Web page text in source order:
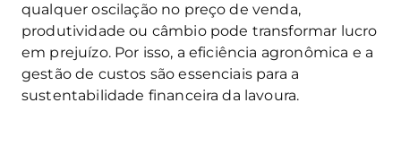
qualquer oscilação no preço de venda,
produtividade ou câmbio pode transformar lucro
em prejuízo. Por isso, a eficiência agronômica e a
gestão de custos são essenciais para a
sustentabilidade financeira da lavoura.